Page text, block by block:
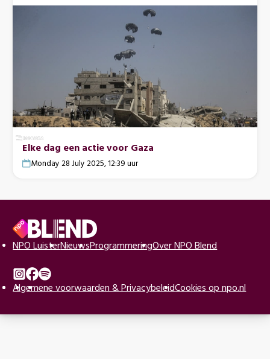
Elke dag een actie voor Gaza
Monday 28 July 2025, 12:39 uur
Voettekst
Naar
beginpagina
van
Blend
NPO LuisterNieuwsProgrammeringOver NPO Blend
Instagram
Facebook
Spotify
Algemene voorwaarden & PrivacybeleidCookies op npo.nl